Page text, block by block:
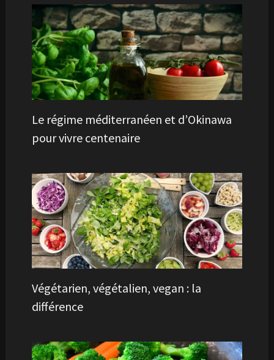
Le régime méditerranéen et d’Okinawa
pour vivre centenaire
Végétarien, végétalien, vegan : la
différence